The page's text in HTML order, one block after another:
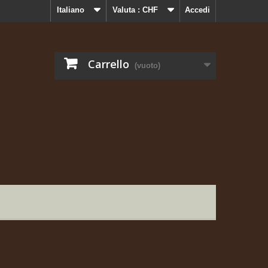
Accedi
Valuta : CHF
Italiano
Carrello (vuoto)